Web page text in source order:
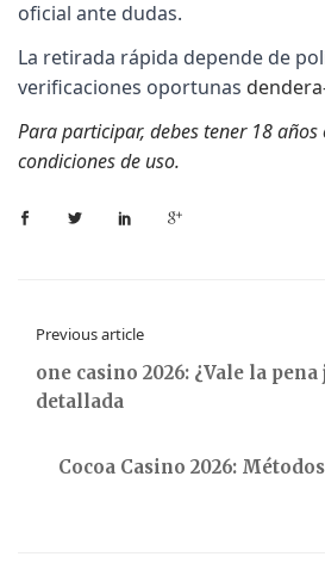
oficial ante dudas.
La retirada rápida depende de
verificaciones oportunas
Para participar, debes tener 18
condiciones de uso.
Previous article
one casino 2026: ¿Vale la
detallada
Cocoa Casino 2026: